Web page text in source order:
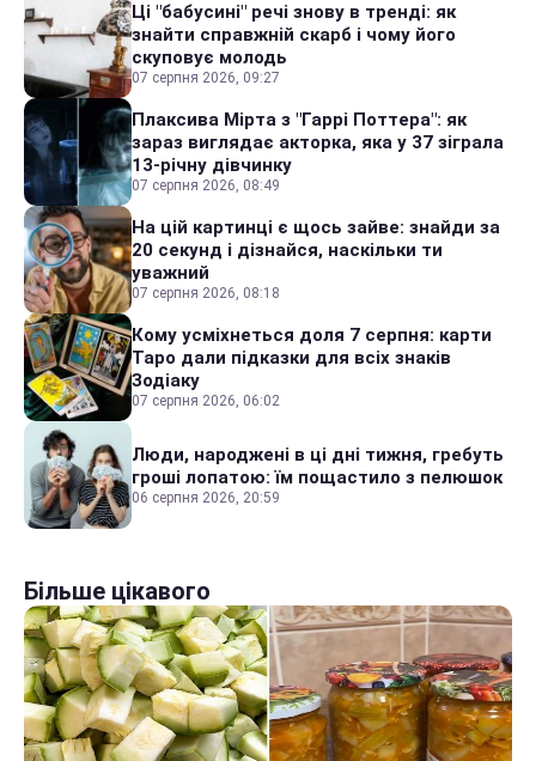
Ці "бабусині" речі знову в тренді: як
знайти справжній скарб і чому його
скуповує молодь
07 серпня 2026, 09:27
Плаксива Мірта з "Гаррі Поттера": як
зараз виглядає акторка, яка у 37 зіграла
13-річну дівчинку
07 серпня 2026, 08:49
На цій картинці є щось зайве: знайди за
20 секунд і дізнайся, наскільки ти
уважний
07 серпня 2026, 08:18
Кому усміхнеться доля 7 серпня: карти
Таро дали підказки для всіх знаків
Зодіаку
07 серпня 2026, 06:02
Люди, народжені в ці дні тижня, гребуть
гроші лопатою: їм пощастило з пелюшок
06 серпня 2026, 20:59
Більше цікавого